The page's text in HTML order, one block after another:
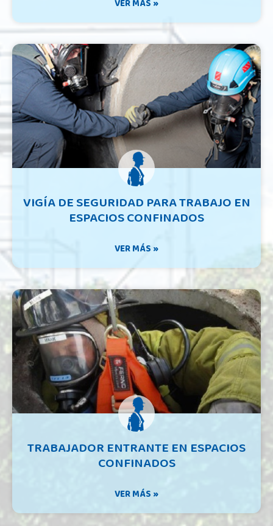
VER MÁS »
VIGÍA DE SEGURIDAD PARA TRABAJO EN
ESPACIOS CONFINADOS
VER MÁS »
TRABAJADOR ENTRANTE EN ESPACIOS
CONFINADOS
VER MÁS »